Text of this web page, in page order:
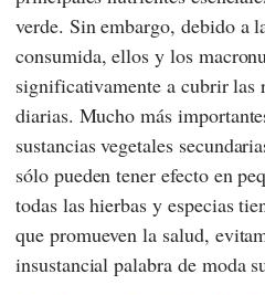
verde. Sin embargo, debido a
consumida, ellos y los
significativamente a cubrir las
diarias. Mucho más
sustancias vegetales
sólo pueden tener efecto en
todas las hierbas y especias
que promueven la salud,
insustancial palabra de moda